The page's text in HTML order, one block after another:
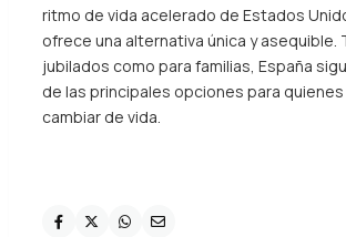
ritmo de vida acelerado de Estados
ofrece una alternativa única y asequible.
jubilados como para familias, España
de las principales opciones para
cambiar de vida.